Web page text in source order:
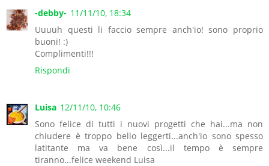
-debby- 11/11/10, 18:34
Uuuuh questi li faccio sempre anch'io! sono proprio
buoni! :)
Complimenti!!!
Rispondi
Luisa 12/11/10, 10:46
Sono felice di tutti i nuovi progetti che hai...ma non
chiudere è troppo bello leggerti...anch'io sono spesso
latitante ma va bene così...il tempo è sempre
tiranno...felice weekend Luisa